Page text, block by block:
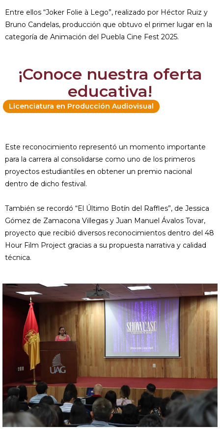
Entre ellos “Joker Folie à Lego”, realizado por Héctor Ruiz y
Bruno Candelas, producción que obtuvo el primer lugar en la
categoría de Animación del Puebla Cine Fest 2025.
¡Conoce nuestra oferta
educativa!
Licenciatura en Producción Audiovisual
Este reconocimiento representó un momento importante
para la carrera al consolidarse como uno de los primeros
proyectos estudiantiles en obtener un premio nacional
dentro de dicho festival.
También se recordó “El Último Botín del Raffles”, de Jessica
Gómez de Zamacona Villegas y Juan Manuel Ávalos Tovar,
proyecto que recibió diversos reconocimientos dentro del 48
Hour Film Project gracias a su propuesta narrativa y calidad
técnica.